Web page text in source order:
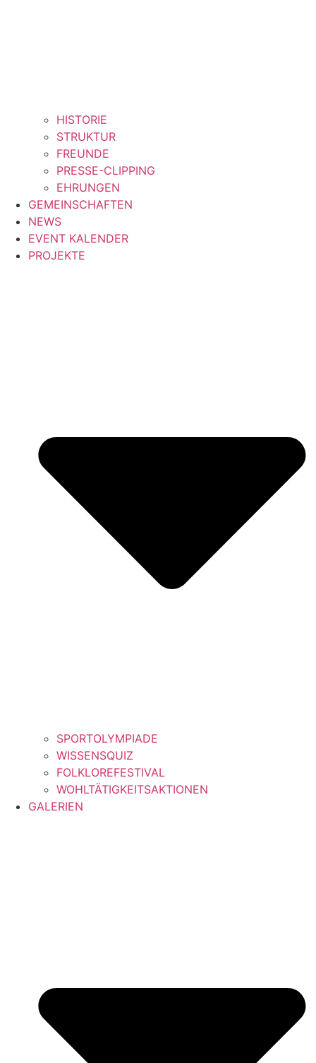
HISTORIE
STRUKTUR
FREUNDE
PRESSE-CLIPPING
EHRUNGEN
GEMEINSCHAFTEN
NEWS
EVENT KALENDER
PROJEKTE
SPORTOLYMPIADE
WISSENSQUIZ
FOLKLOREFESTIVAL
WOHLTÄTIGKEITSAKTIONEN
GALERIEN